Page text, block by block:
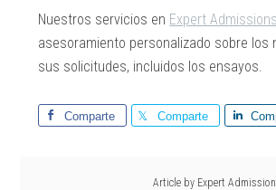
Nuestros servicios en Expert Admissions
asesoramiento personalizado sobre los
sus solicitudes, incluidos los ensayos.
Comparte Comparte
Article by Expert